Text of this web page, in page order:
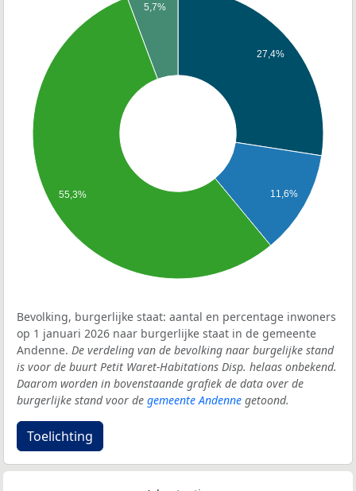
27,4%
11,6%
5,7%
55,3%
Bevolking, burgerlijke staat: aantal en percentage inwoners
op 1 januari 2026 naar burgerlijke staat in de gemeente
Andenne. De verdeling van de bevolking naar burgelijke stand
is voor de buurt Petit Waret-Habitations Disp. helaas onbekend.
Daarom worden in bovenstaande grafiek de data over de
burgerlijke stand voor de gemeente Andenne getoond.
Toelichting